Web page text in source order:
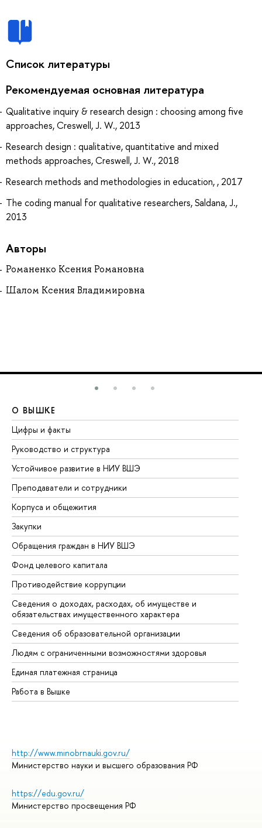
Список литературы
Рекомендуемая основная литература
Qualitative inquiry & research design : choosing among five
approaches, Creswell, J. W., 2013
Research design : qualitative, quantitative and mixed
methods approaches, Creswell, J. W., 2018
Research methods and methodologies in education, , 2017
The coding manual for qualitative researchers, Saldana, J.,
2013
Авторы
Романенко Ксения Романовна
Шалом Ксения Владимировна
О ВЫШКЕ
Цифры и факты
Руководство и структура
Устойчивое развитие в НИУ ВШЭ
Преподаватели и сотрудники
Корпуса и общежития
Закупки
Обращения граждан в НИУ ВШЭ
Фонд целевого капитала
Противодействие коррупции
Сведения о доходах, расходах, об имуществе и
обязательствах имущественного характера
Сведения об образовательной организации
Людям с ограниченными возможностями здоровья
Единая платежная страница
Работа в Вышке
http://www.minobrnauki.gov.ru/
Министерство науки и высшего образования РФ
https://edu.gov.ru/
Министерство просвещения РФ